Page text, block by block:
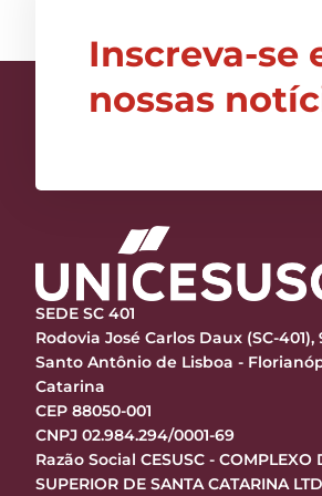
Inscreva-se
nossas
SEDE SC 401
Rodovia José Carlos Daux (SC-401),
Santo Antônio de Lisboa -
Catarina
CEP 88050-001
CNPJ 02.984.294/0001-69
Razão Social CESUSC - COMPLEXO
SUPERIOR DE SANTA CATARINA